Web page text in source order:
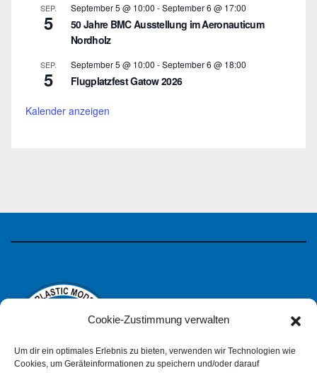
Cookie-Zustimmung verwalten
Um dir ein optimales Erlebnis zu bieten, verwenden wir Technologien wie
Cookies, um Geräteinformationen zu speichern und/oder darauf
SEP.
5
September 5 @ 10:00 -September 6 @ 17:00
50 Jahre BMC Ausstellung im Aeronauticum
Nordholz
SEP.
5
September 5 @ 10:00 -September 6 @ 18:00
Flugplatzfest Gatow 2026
Kalender anzeigen